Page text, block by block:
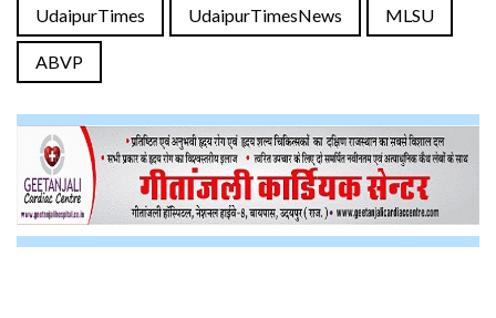
UdaipurTimes UdaipurTimesNews MLSU
ABVP